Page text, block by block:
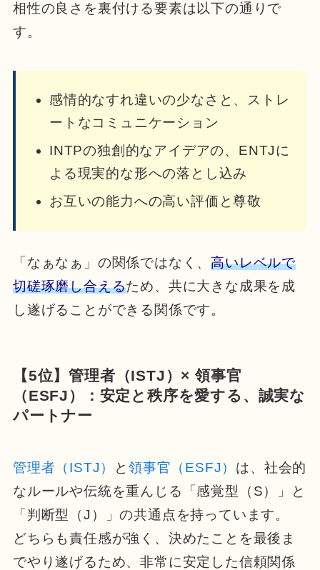
相性の良さを裏付ける要素は以下の通りで
す。
感情的なすれ違いの少なさと、ストレ
ートなコミュニケーション
INTPの独創的なアイデアの、ENTJに
よる現実的な形への落とし込み
お互いの能力への高い評価と尊敬
「なぁなぁ」の関係ではなく、高いレベルで
切磋琢磨し合えるため、共に大きな成果を成
し遂げることができる関係です。
【5位】管理者（ISTJ）× 領事官
（ESFJ）：安定と秩序を愛する、誠実な
パートナー
管理者（ISTJ） と 領事官（ESFJ） は、社会的
なルールや伝統を重んじる「感覚型（S）」と
「判断型（J）」の共通点を持っています。
どちらも責任感が強く、決めたことを最後ま
でやり遂げるため、非常に安定した信頼関係